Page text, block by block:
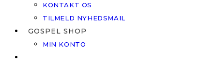
KONTAKT OS
TILMELD NYHEDSMAIL
GOSPEL SHOP
MIN KONTO